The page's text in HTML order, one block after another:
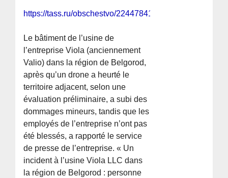
https://tass.ru/obschestvo/22447841
Le bâtiment de l’usine de
l’entreprise Viola (anciennement
Valio) dans la région de Belgorod,
après qu’un drone a heurté le
territoire adjacent, selon une
évaluation préliminaire, a subi des
dommages mineurs, tandis que les
employés de l’entreprise n’ont pas
été blessés, a rapporté le service
de presse de l’entreprise. « Un
incident à l’usine Viola LLC dans
la région de Belgorod : personne